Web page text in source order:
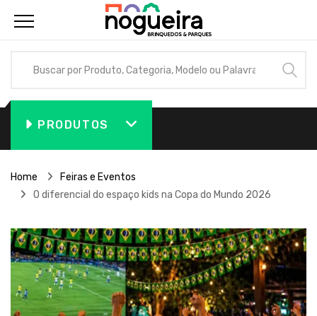
PRODUTOS
Home
Feiras e Eventos
O diferencial do espaço kids na Copa do Mundo 2026